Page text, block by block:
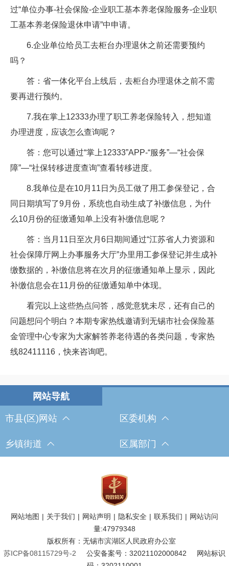
过“单位办事-社会保险-企业职工基本养老保险服务-企业职
工基本养老保险退休申请”中申请。
6.企业单位给员工去柜台办理退休之前还需要预约
吗？
答：省一体化平台上线后，去柜台办理退休之前不需
要再进行预约。
7.我在掌上12333办理了职工养老保险转入，想知道
办理进度，应该怎么查询呢？
答：您可以通过“掌上12333”APP-“服务”—“社会保
障”—“社保转移进度查询”查看转移进度。
8.我单位是在10月11日为员工做了用工参保登记，合
同日期填写了9月份，系统也自动生成了补缴信息，为什
么10月份的征缴通知单上没有补缴信息呢？
答：当月11日至次月6日期间通过“江苏省人力资源和
社会保障厅网上办事服务大厅”办里用工参保登记并生成补
缴数据的，补缴信息将在次月的征缴通知单上显示，因此
补缴信息会在11月份的征缴通知单中体现。
看完以上这些热点问答，感觉意犹未尽，还有自己的
问题想问个明白？本期专家热线邀请到无锡市社会保险基
金管理中心专家为大家解答养老待遇的各类问题，专家热
线82411116，快来咨询吧。
市县(区)网站 区委机构
乡镇街道 区属部门
网站地图 | 关于我们 | 网站声明 | 隐私安全 | 联系我们 | 网站访问
量:47979348
版权所有：无锡市滨湖区人民政府办公室
苏ICP备08115729号-2
公安备案号：32021102000842
网站标识